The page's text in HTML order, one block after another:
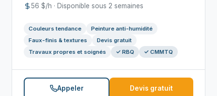
56 $/h · Disponible sous 2 semaines
Couleurs tendance
Peinture anti-humidité
Faux-finis & textures
Devis gratuit
Travaux propres et soignés
✓ RBQ ✓ CMMTQ
Appeler Devis gratuit